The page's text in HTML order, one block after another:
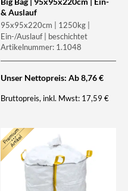
& Auslauf
95x95x220cm | 1250kg |
Ein-/Auslauf | beschichtet
Artikelnummer: 1.1048
Unser Nettopreis: Ab8,76€
Bruttopreis, inkl. Mwst: 17,59€